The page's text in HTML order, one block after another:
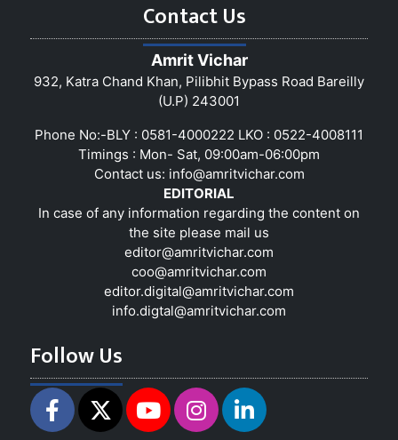
Contact Us
Amrit Vichar
932, Katra Chand Khan, Pilibhit Bypass Road Bareilly
(U.P) 243001
Phone No:-BLY : 0581-4000222 LKO : 0522-4008111
Timings : Mon- Sat, 09:00am-06:00pm
Contact us: info@amritvichar.com
EDITORIAL
In case of any information regarding the content on
the site please mail us
editor@amritvichar.com
coo@amritvichar.com
editor.digital@amritvichar.com
info.digtal@amritvichar.com
Follow Us